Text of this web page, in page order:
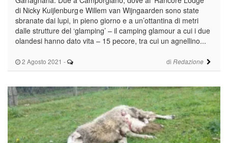
2 Agosto 2021 - di Redazione
di Nicky Kuijlenburg e Willem van Wijngaarden sono state
sbranate dai lupi, in pieno giorno e a un’ottantina di metri
dalle strutture del ‘glamping’ – il camping glamour a cui i due
olandesi hanno dato vita – 15 pecore, tra cui un agnellino...